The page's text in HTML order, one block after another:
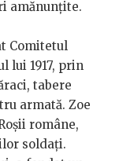
amănunțite.
Comitetul
lui 1917, prin
tabere
armată. Zoe
române,
soldați.